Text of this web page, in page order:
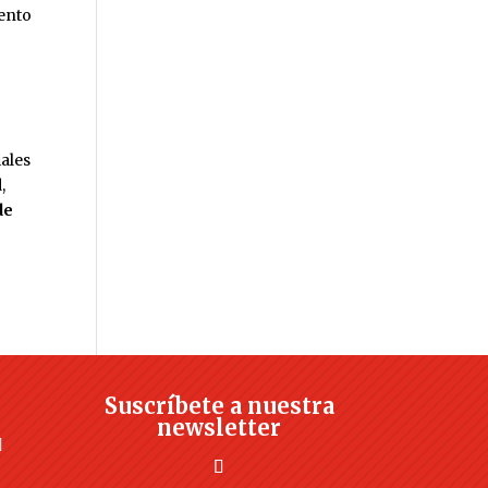
Suscríbete a nuestra
newsletter